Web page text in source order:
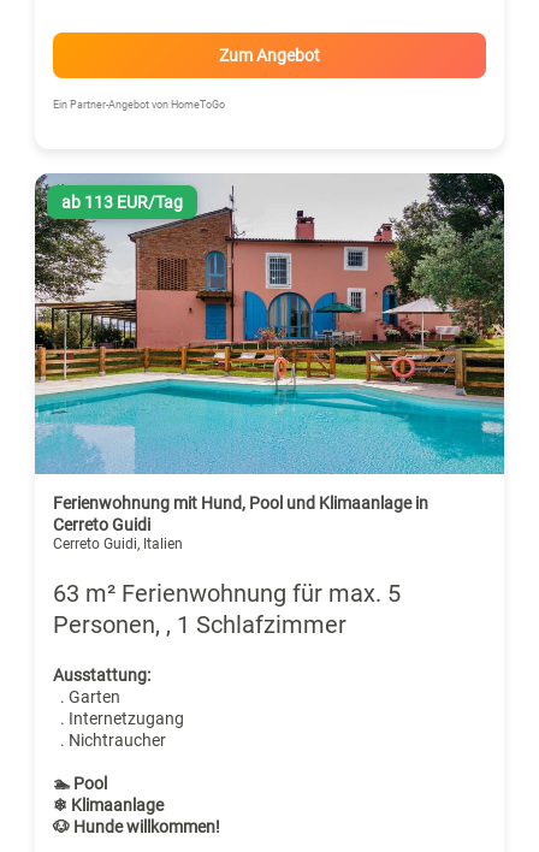
Zum Angebot
Ein Partner-Angebot von HomeToGo
ab 113 EUR/Tag
Ferienwohnung mit Hund, Pool und Klimaanlage in
Cerreto Guidi
Cerreto Guidi, Italien
63 m² Ferienwohnung für max. 5
Personen, , 1 Schlafzimmer
Ausstattung:
. Garten
. Internetzugang
. Nichtraucher
🏊 Pool
❄ Klimaanlage
🐶 Hunde willkommen!